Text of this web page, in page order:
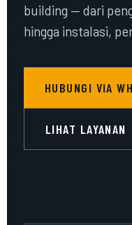
building — dari
hingga instalasi,
HUBUNGI VIA
LIHAT LAYANAN